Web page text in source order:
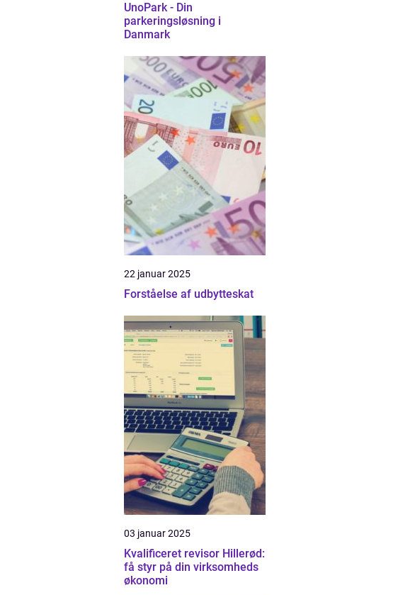
UnoPark - Din
parkeringsløsning i
Danmark
22 januar 2025
Forståelse af udbytteskat
03 januar 2025
Kvalificeret revisor Hillerød:
få styr på din virksomheds
økonomi